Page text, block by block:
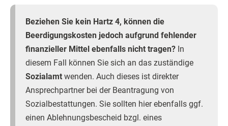
Beziehen Sie kein Hartz 4, können die
Beerdigungskosten jedoch aufgrund fehlender
finanzieller Mittel ebenfalls nicht tragen? In
diesem Fall können Sie sich an das zuständige
Sozialamt wenden. Auch dieses ist direkter
Ansprechpartner bei der Beantragung von
Sozialbestattungen. Sie sollten hier ebenfalls ggf.
einen Ablehnungsbescheid bzgl. eines